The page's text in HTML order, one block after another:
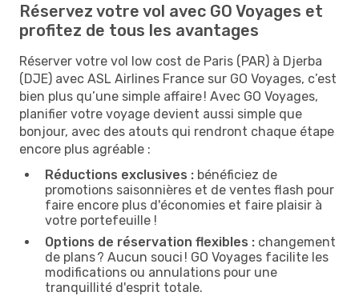
Réservez votre vol avec GO Voyages et
profitez de tous les avantages
Réserver votre vol low cost de Paris (PAR) à Djerba
(DJE) avec ASL Airlines France sur GO Voyages, c’est
bien plus qu’une simple affaire ! Avec GO Voyages,
planifier votre voyage devient aussi simple que
bonjour, avec des atouts qui rendront chaque étape
encore plus agréable :
Réductions exclusives : bénéficiez de
promotions saisonnières et de ventes flash pour
faire encore plus d'économies et faire plaisir à
votre portefeuille !
Options de réservation flexibles : changement
de plans ? Aucun souci ! GO Voyages facilite les
modifications ou annulations pour une
tranquillité d'esprit totale.